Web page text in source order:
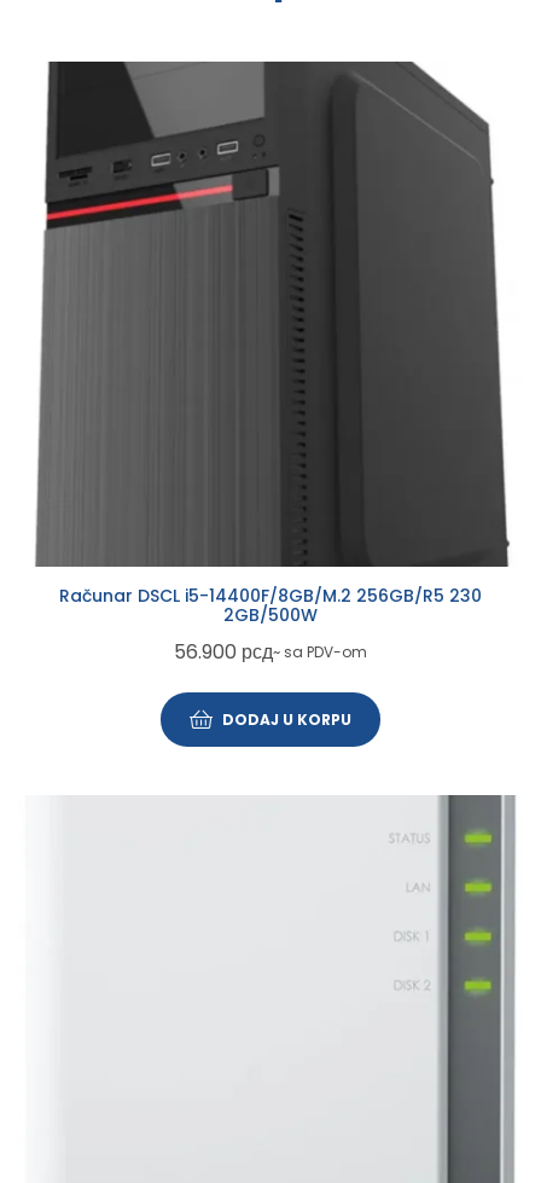
Računar DSCL i5-14400F/8GB/M.2 256GB/R5 230
2GB/500W
56.900 рсд~ sa PDV-om
DODAJ U KORPU